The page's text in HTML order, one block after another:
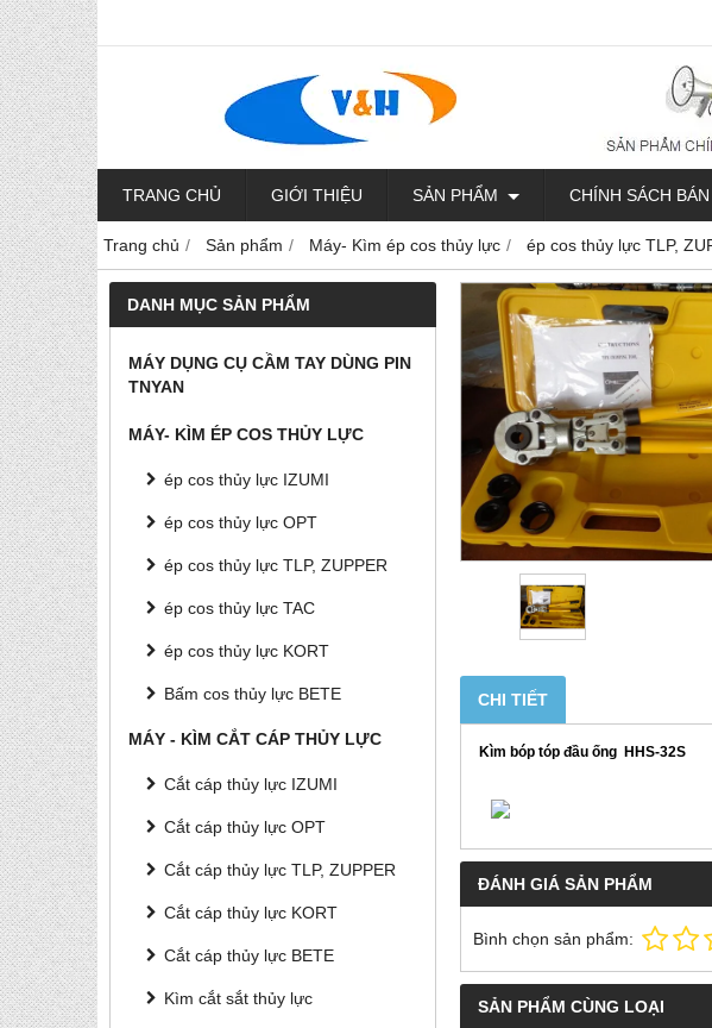
TRANG CHỦ GIỚI THIỆU SẢN PHẨM CHÍNH SÁCH
Trang chủ Sản phẩm Máy- Kìm ép cos thủy lực ép cos thủy lực TLP,
DANH MỤC SẢN PHẨM
MÁY DỤNG CỤ CẦM TAY DÙNG PIN
TNYAN
MÁY- KÌM ÉP COS THỦY LỰC
ép cos thủy lực IZUMI
ép cos thủy lực OPT
ép cos thủy lực TLP, ZUPPER
ép cos thủy lực TAC
ép cos thủy lực KORT
Bấm cos thủy lực BETE
MÁY - KÌM CẮT CÁP THỦY LỰC
Cắt cáp thủy lực IZUMI
Cắt cáp thủy lực OPT
Cắt cáp thủy lực TLP, ZUPPER
Cắt cáp thủy lực KORT
Cắt cáp thủy lực BETE
Kìm cắt sắt thủy lực
CHI TIẾT
Kìm bóp tóp đầu ống HHS-32S
ĐÁNH GIÁ SẢN PHẨM
Bình chọn sản phẩm:
SẢN PHẨM CÙNG LOẠI